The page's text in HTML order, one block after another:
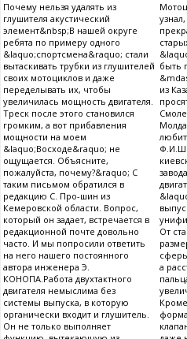
Почему нельзя удалять из
глушителя акустический
элемент&nbsp;В нашей округе
ребята по примеру одного
&laquo;спортсмена&raquo; стали
вытаскивать трубки из глушителей
своих мотоциклов и даже
переделывать их, чтобы
увеличилась мощность двигателя.
Треск после этого становился
громким, а вот прибавления
мощности на моем
&laquo;Восходе&raquo; не
ощущается. Объясните,
пожалуйста, почему?&raquo; С
таким письмом обратился в
редакцию С. Про-шин из
Кемеровской области. Вопрос,
который он задает, встречается в
редакционной почте довольно
часто. И мы попросили ответить
на него нашего постоянного
автора инженера Э.
КОНОПА.Работа двухтактного
двигателя немыслима без
системы выпуска, в которую
органически входит и глушитель.
Он не только выполняет
быть
из
От
а